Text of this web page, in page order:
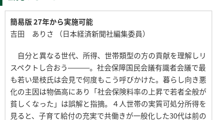
簡易版 27年から実施可能
吉田 ありさ （日本経済新聞社編集委員）
自分と異なる世代、所得、世帯類型の方の貢献を理解しリ
スペクトし合おう―――。社会保障国民会議有識者会議で最
も若い是枝氏は会見で何度もこう呼びかけた。暮らし向き悪
化の主因は物価高にあり「社会保険料率の上昇で若者全般が
貧しくなった」は誤解と指摘。４人世帯の実質可処分所得を
見ると、子育て給付の充実で共働きが一般化した30代は前の